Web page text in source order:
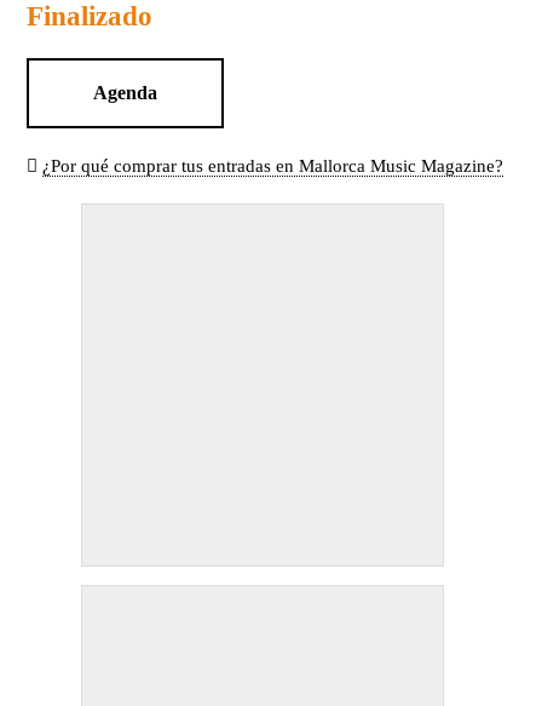
Finalizado
Agenda
¿Por qué comprar tus entradas en Mallorca Music Magazine?